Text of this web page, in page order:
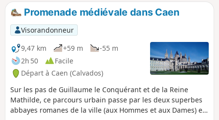
Promenade médiévale dans Caen
Visorandonneur
9,47 km
+59 m
-55 m
2h 50
Facile
Départ à Caen (Calvados)
Sur les pas de Guillaume le Conquérant et de la Reine
Mathilde, ce parcours urbain passe par les deux superbes
abbayes romanes de la ville (aux Hommes et aux Dames) et